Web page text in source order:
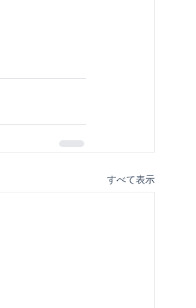
すべて表示